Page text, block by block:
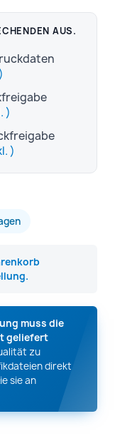
AUS.
exkl. )
(Hinzufügen 30€ MwSt. exkl. )
(Hinzufügen 120€ MwSt. exkl. )
muss die
geliefert
zu
direkt
sie an